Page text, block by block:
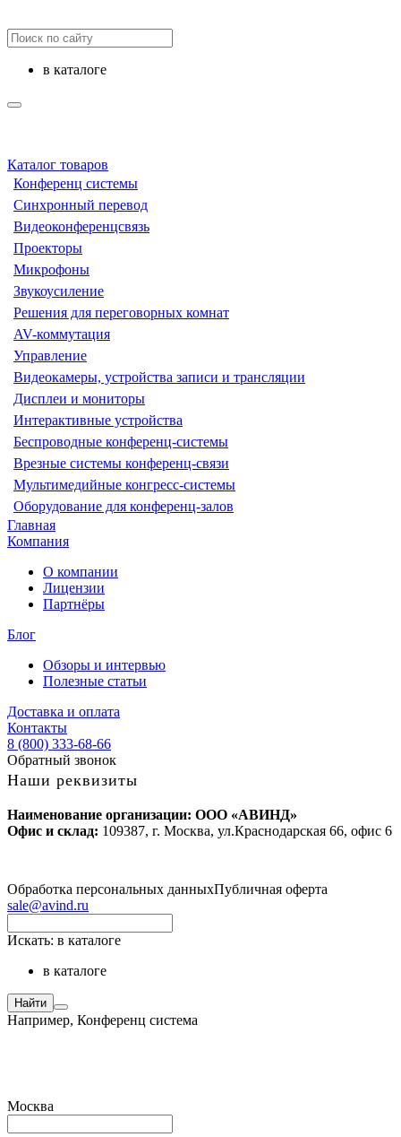
в каталоге
Каталог товаров
Конференц системы
Синхронный перевод
Видеоконференцсвязь
Проекторы
Микрофоны
Звукоусиление
Решения для переговорных комнат
AV-коммутация
Управление
Видеокамеры, устройства записи и трансляции
Дисплеи и мониторы
Интерактивные устройства
Беспроводные конференц-системы
Врезные системы конференц-связи
Мультимедийные конгресс-системы
Оборудование для конференц-залов
Главная
Компания
О компании
Лицензии
Партнёры
Блог
Обзоры и интервью
Полезные статьи
Доставка и оплата
Контакты
8 (800) 333-68-66
Обратный звонок
Наши реквизиты
Наименование организации: ООО «АВИНД»
Офис и склад: 109387, г. Москва, ул.Краснодарская 66, офис 6
Обработка персональных данныхПубличная оферта
sale@avind.ru
Искать: в каталоге
в каталоге
Найти
Например, Конференц система
Москва